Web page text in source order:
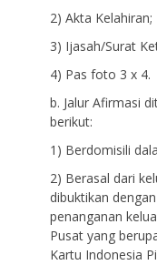
2) Akta Kelahiran;
3) Ijasah/Surat
4) Pas foto 3 x 4.
b. Jalur Afirmasi
berikut:
1) Berdomisili
2) Berasal dari
dibuktikan
penanganan
Pusat yang
Kartu Indonesia